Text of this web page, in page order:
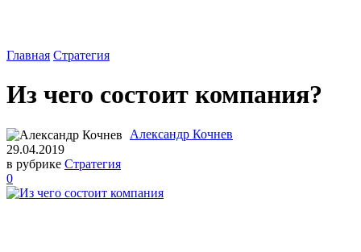
Главная Стратегия
Из чего состоит компания?
Александр Кочнев
29.04.2019
в рубрике Стратегия
0